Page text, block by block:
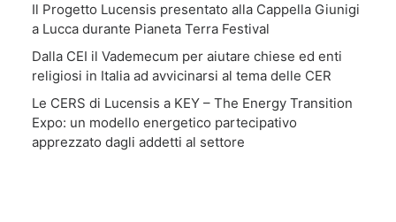
Il Progetto Lucensis presentato alla Cappella Giunigi
a Lucca durante Pianeta Terra Festival
Dalla CEI il Vademecum per aiutare chiese ed enti
religiosi in Italia ad avvicinarsi al tema delle CER
Le CERS di Lucensis a KEY – The Energy Transition
Expo: un modello energetico partecipativo
apprezzato dagli addetti al settore